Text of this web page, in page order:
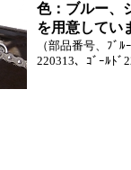
色：ブルー、
を用意してい
（部品番号、ﾌﾞ
220313、ｺﾞｰﾙﾄﾞ